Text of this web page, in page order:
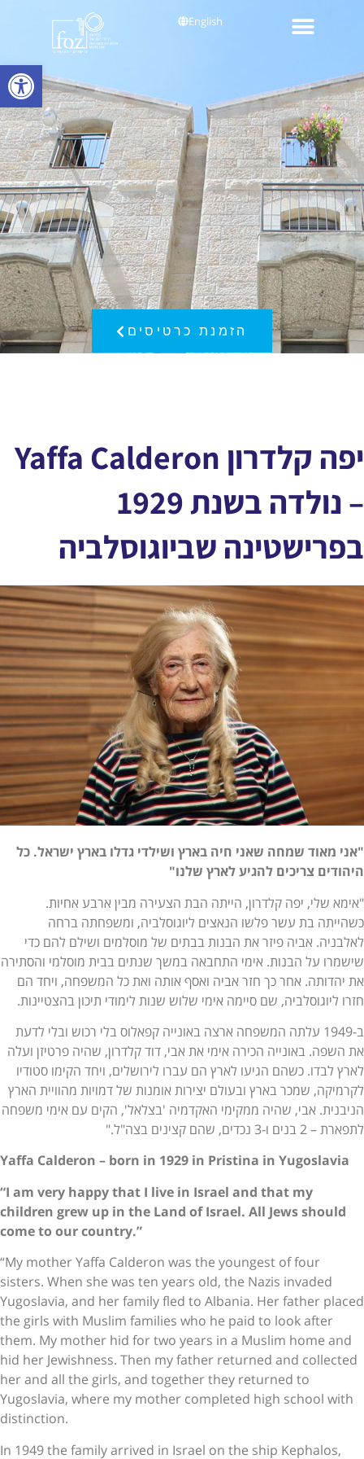
פתח
English
הזמנת כרטיסים
יפה קלדרון Yaffa Calderon
– נולדה בשנת 1929
בפרישטינה שביוגוסלביה
"אני מאוד שמחה שאני חיה בארץ ושילדי גדלו בארץ ישראל. כל
היהודים צריכים להגיע לארץ שלנו"
"אימא שלי, יפה קלדרון, הייתה הבת הצעירה מבין ארבע אחיות.
כשהייתה בת עשר פלשו הנאצים ליוגוסלביה, ומשפחתה ברחה
לאלבניה. אביה פיזר את הבנות בבתים של מוסלמים ושילם להם כדי
שישמרו על הבנות. אימי התחבאה במשך שנתים בבית מוסלמי והסתירה
את יהדותה. אחר כך חזר אביה ואסף אותה ואת כל המשפחה, ויחד הם
חזרו ליוגוסלביה, שם סיימה אימי שלוש שנות לימודי תיכון בהצטיינות.
ב-1949 עלתה המשפחה ארצה באונייה קפאלוס בלי רכוש ובלי לדעת
את השפה. באונייה הכירה אימי את אבי, דוד קלדרון, שהיה פרטיזן ועלה
לארץ לבדו. כשהם הגיעו לארץ הם עברו לירושלים, ויחד הקימו סטודיו
לקרמיקה, שמכר בארץ ובעולם יצירות אומנות של דמויות מהוויית הארץ
הניבנית. אבי, שהיה ממקימי האקדמיה 'בצלאל', הקים עם אימי משפחה
לתפארת – 2 בנים ו-3 נכדים, שהם קצינים בצה"ל."
Yaffa Calderon – born in 1929 in Pristina in Yugoslavia
“I am very happy that I live in Israel and that my
children grew up in the Land of Israel. All Jews should
come to our country.”
“My mother Yaffa Calderon was the youngest of four
sisters. When she was ten years old, the Nazis invaded
Yugoslavia, and her family fled to Albania. Her father placed
the girls with Muslim families who he paid to look after
them. My mother hid for two years in a Muslim home and
hid her Jewishness. Then my father returned and collected
her and all the girls, and together they returned to
Yugoslavia, where my mother completed high school with
distinction.
In 1949 the family arrived in Israel on the ship Kephalos,